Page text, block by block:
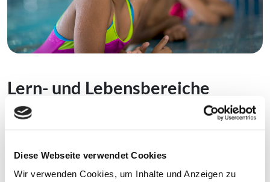
Diese Webseite verwendet Cookies
Wir verwenden Cookies, um Inhalte und Anzeigen zu
Lern- und Lebensbereiche
Das Projekt „Der Kreis Herford lernt
schwimmen!“ greift in sechs unterschiedlichen
Bereichen an, unterstützt, koordiniert und